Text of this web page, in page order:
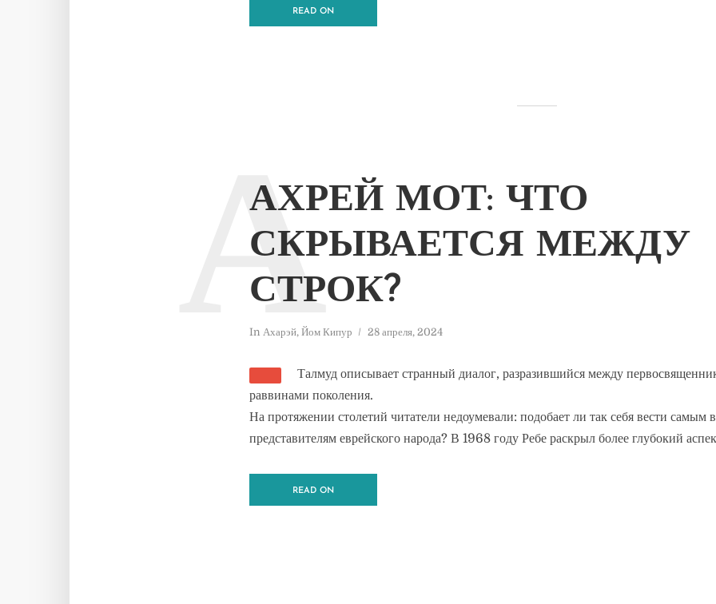
READ ON
АХРЕЙ МОТ: ЧТО
СКРЫВАЕТСЯ МЕЖДУ
СТРОК?
In Ахарэй, Йом Кипур 28 апреля, 2024
А
Талмуд описывает странный диалог, разразившийся между
раввинами поколения.
На протяжении столетий читатели недоумевали: подобает ли так себя вести
представителям еврейского народа? В 1968 году Ребе раскрыл более глубокий
READ ON